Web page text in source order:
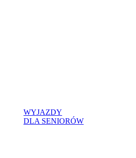
WYJAZDY
DLA SENIORÓW